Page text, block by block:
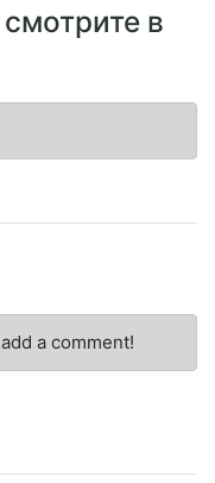
в
a comment!